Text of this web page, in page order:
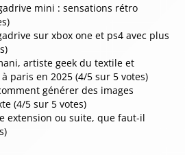
mini : sensations rétro
sur xbox one et ps4 avec plus
artiste geek du textile et
paris en 2025 (4/5 sur 5 votes)
générer des images
(4/5 sur 5 votes)
extension ou suite, que faut-il